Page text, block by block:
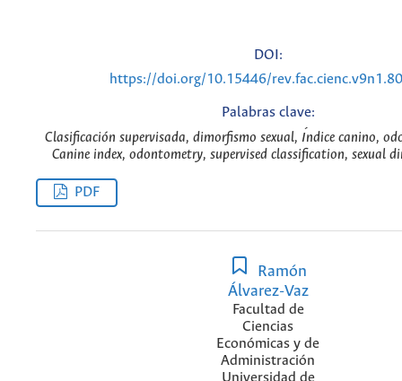
DOI:
https://doi.org/10.15446/
Palabras clave:
Clasificación supervisada, dimorfismo sexual, ı́ndice canino,
Canine index, odontometry, supervised classification, sexual
PDF
Ramón
Álvarez-Vaz
Facultad de
Ciencias
Económicas y de
Administración